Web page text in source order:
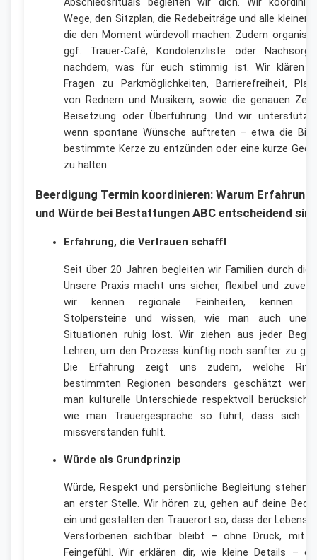
Abschiedsrituals begleiten wir dich. Wir
Wege, den Sitzplan, die Redebeiträge und alle kleinen
die den Moment würdevoll machen. Zudem
ggf. Trauer-Café, Kondolenzliste oder
nachdem, was für euch stimmig ist. Wir klären
Fragen zu Parkmöglichkeiten, Barrierefreiheit,
von Rednern und Musikern, sowie die genauen
Beisetzung oder Überführung. Und wir
wenn spontane Wünsche auftreten – etwa die
bestimmte Kerze zu entzünden oder eine kurze
zu halten.
Beerdigung Termin koordinieren: Warum Erfahrung
und Würde bei Bestattungen ABC entscheidend sind
Erfahrung, die Vertrauen schafft
Seit über 20 Jahren begleiten wir Familien durch
Unsere Praxis macht uns sicher, flexibel und
wir kennen regionale Feinheiten, kennen
Stolpersteine und wissen, wie man auch
Situationen ruhig löst. Wir ziehen aus jeder
Lehren, um den Prozess künftig noch sanfter zu
Die Erfahrung zeigt uns zudem, welche
bestimmten Regionen besonders geschätzt
man kulturelle Unterschiede respektvoll
wie man Trauergespräche so führt, dass sich
missverstanden fühlt.
Würde als Grundprinzip
Würde, Respekt und persönliche Begleitung stehen
an erster Stelle. Wir hören zu, gehen auf deine
ein und gestalten den Trauerort so, dass der
Verstorbenen sichtbar bleibt – ohne Druck, mit
Feingefühl. Wir erklären dir, wie kleine Details –